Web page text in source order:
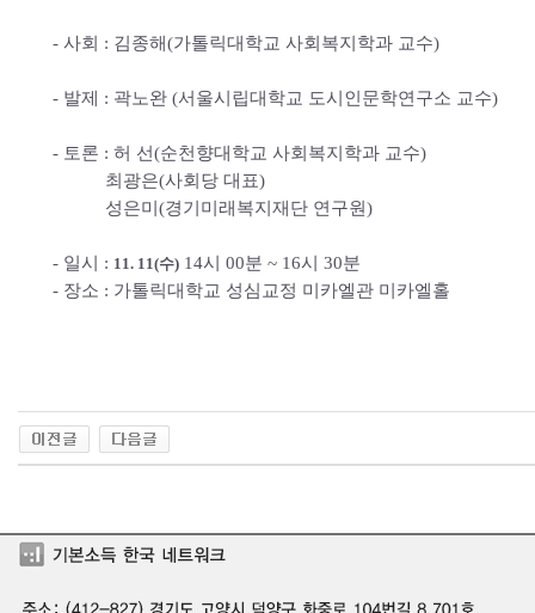
- 사회 : 김종해(가톨릭대학교 사회복지학과 교수)
- 발제 : 곽노완 (서울시립대학교 도시인문학연구소 교수)
- 토론 : 허 선(순천향대학교 사회복지학과 교수)
최광은(사회당 대표)
성은미(경기미래복지재단 연구원)
- 일시 : 11. 11(수) 14시 00분 ~ 16시 30분
- 장소 : 가톨릭대학교 성심교정 미카엘관 미카엘홀